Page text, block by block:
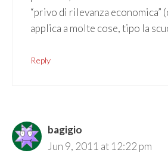
“privo di rilevanza economica”
applica a molte cose, tipo la
Reply
bagigio
Jun 9, 2011 at 12:22 pm